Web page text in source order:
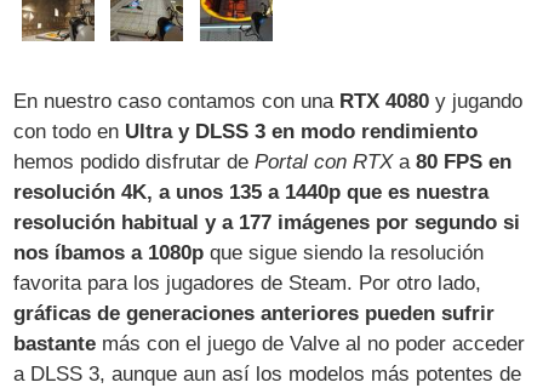
En nuestro caso contamos con una RTX 4080 y jugando
con todo en Ultra y DLSS 3 en modo rendimiento
hemos podido disfrutar dePortal con RTXa80 FPS en
resolución 4K, a unos 135 a 1440p que es nuestra
resolución habitual y a 177 imágenes por segundo si
nos íbamos a 1080p que sigue siendo la resolución
favorita para los jugadores de Steam. Por otro lado,
gráficas de generaciones anteriores pueden sufrir
bastante más con el juego de Valve al no poder acceder
a DLSS 3, aunque aun así los modelos más potentes de